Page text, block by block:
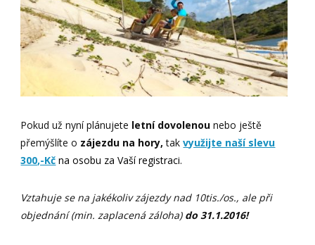
Pokud už nyní plánujete letní dovolenou nebo ještě
přemýšlíte o zájezdu na hory, takvyužijte naší slevu
300,-Kč na osobu za Vaší registraci.
Vztahuje se na jakékoliv zájezdy nad 10tis./os., ale při
objednání (min. zaplacená záloha)do 31.1.2016!